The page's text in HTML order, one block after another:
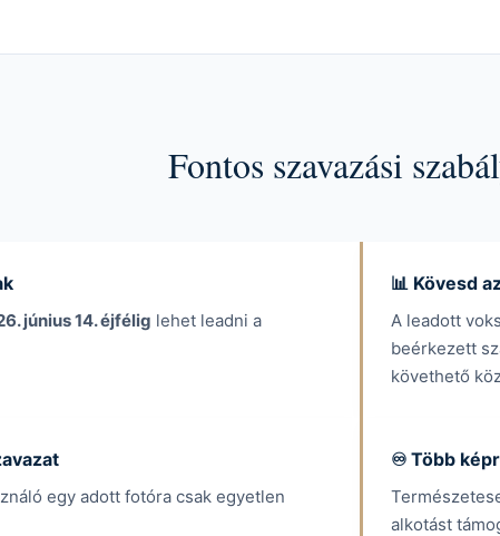
Fontos szavazási
június 14. éjfélig lehet leadni a
📊 Kövesd
A leadott
beérkezett
követhető
egy adott fotóra csak egyetlen
♾️ Több
alkotást